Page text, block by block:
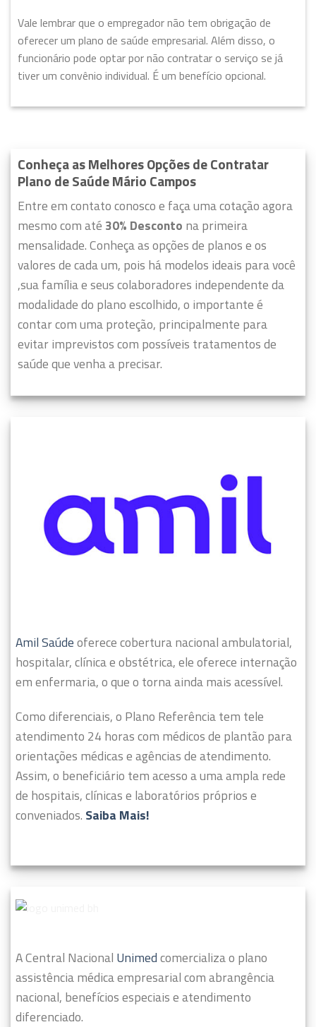
Vale lembrar que o empregador não tem obrigação de
oferecer um plano de saúde empresarial. Além disso, o
funcionário pode optar por não contratar o serviço se já
tiver um convênio individual. É um benefício opcional.
Conheça as Melhores Opções de Contratar
Plano de Saúde Mário Campos
Entre em contato conosco e faça uma cotação agora
mesmo com até 30% Desconto na primeira
mensalidade. Conheça as opções de planos e os
valores de cada um, pois há modelos ideais para você
,sua família e seus colaboradores independente da
modalidade do plano escolhido, o importante é
contar com uma proteção, principalmente para
evitar imprevistos com possíveis tratamentos de
saúde que venha a precisar.
Amil Saúdeoferece cobertura nacional ambulatorial,
hospitalar, clínica e obstétrica, ele oferece internação
em enfermaria, o que o torna ainda mais acessível.
Como diferenciais, o Plano Referência tem tele
atendimento 24 horas com médicos de plantão para
orientações médicas e agências de atendimento.
Assim, o beneficiário tem acesso a uma ampla rede
de hospitais, clínicas e laboratórios próprios e
conveniados. Saiba Mais!
A Central Nacional Unimedcomercializa o plano
assistência médica empresarial com abrangência
nacional, benefícios especiais e atendimento
diferenciado.